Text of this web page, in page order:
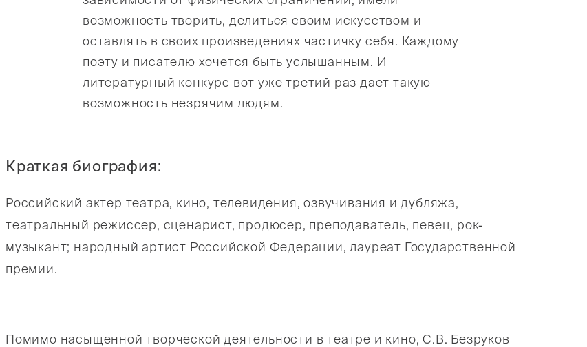
возможность творить, делиться своим искусством и
оставлять в своих произведениях частичку себя. Каждому
поэту и писателю хочется быть услышанным. И
литературный конкурс вот уже третий раз дает такую
возможность незрячим людям.
Краткая биография:
Российский актер театра, кино, телевидения, озвучивания и дубляжа,
театральный режиссер, сценарист, продюсер, преподаватель, певец, рок-
музыкант; народный артист Российской Федерации, лауреат Государственной
премии.
Помимо насыщенной творческой деятельности в театре и кино, С.В. Безруков